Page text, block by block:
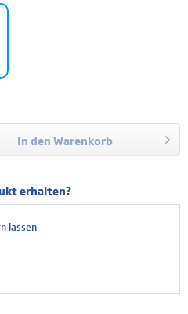
In den Warenkorb
erhalten?
lassen